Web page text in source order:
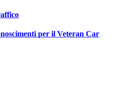
per il Veteran Car